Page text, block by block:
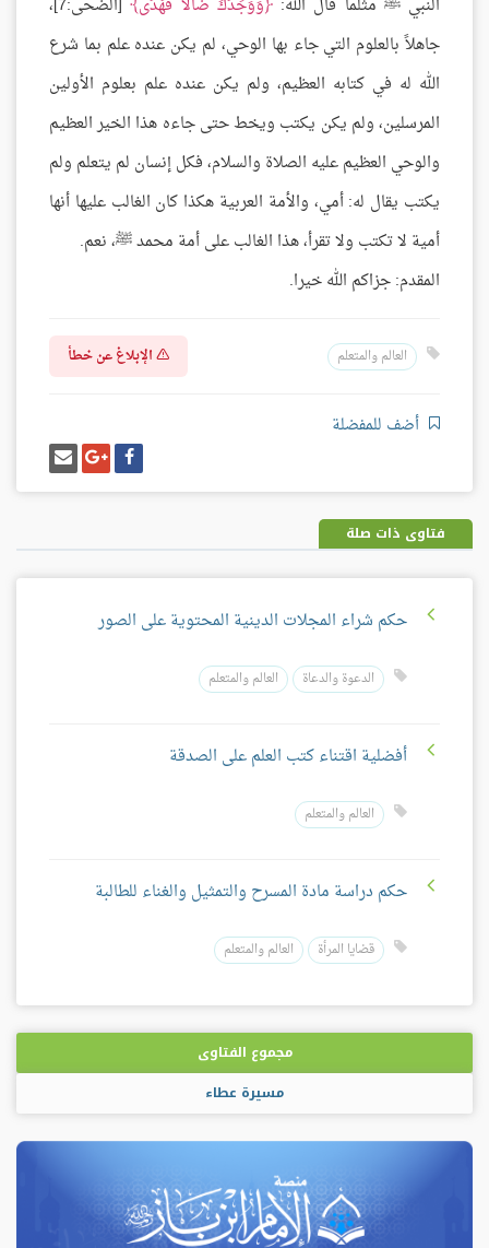
النبي ﷺ مثلما قال الله: وَوَجَدَكَ ضَالًّا فَهَدَى
[الضحى:7]،
جاهلاً بالعلوم التي جاء بها الوحي، لم يكن عنده علم بما شرع
الله له في كتابه العظيم، ولم يكن عنده علم بعلوم الأولين
المرسلين، ولم يكن يكتب ويخط حتى جاءه هذا الخير العظيم
والوحي العظيم عليه الصلاة والسلام، فكل إنسان لم يتعلم ولم
يكتب يقال له: أمي، والأمة العربية هكذا كان الغالب عليها أنها
أمية لا تكتب ولا تقرأ، هذا الغالب على أمة محمد ﷺ، نعم.
المقدم: جزاكم الله خيرا.
العالم والمتعلم الإبلاغ عن خطأ
أضف للمفضلة
شارك
على
فيسبوك
شارك
على
غوغل
بلس
إرسل
إيميل
فتاوى ذات صلة
حكم شراء المجلات الدينية المحتوية على الصور
الدعوة والدعاة العالم والمتعلم
أفضلية اقتناء كتب العلم على الصدقة
العالم والمتعلم
حكم دراسة مادة المسرح والتمثيل والغناء للطالبة
قضايا المرأة العالم والمتعلم
مجموع الفتاوى
مسيرة عطاء